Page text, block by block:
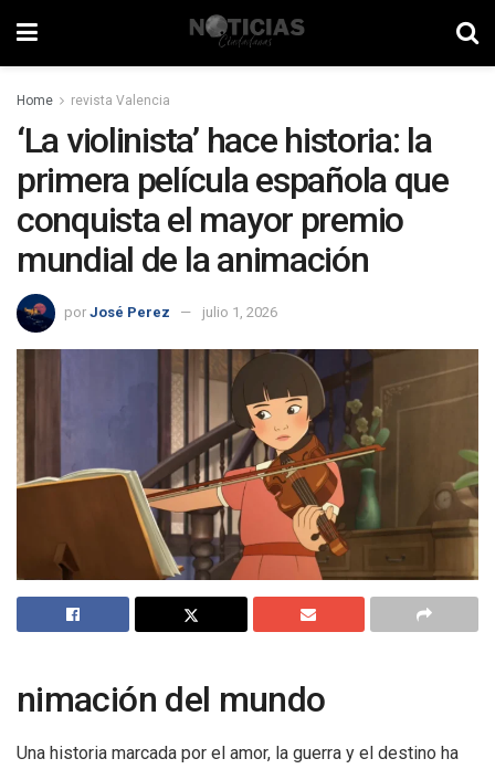
Home revista Valencia
‘La violinista’ hace historia: la
primera película española que
conquista el mayor premio
mundial de la animación
por José Perez julio 1, 2026
nimación del mundo
Una historia marcada por el amor, la guerra y el destino ha